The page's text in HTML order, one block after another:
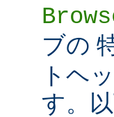
ブの
トヘ
す。